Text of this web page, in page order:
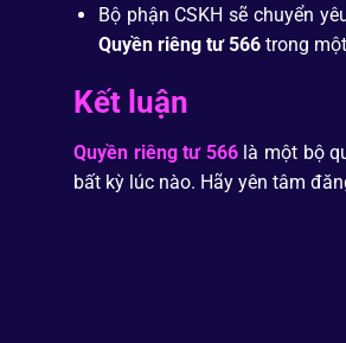
Bộ phận CSKH sẽ chuyển
Quyền riêng tư 566trong một
Kết luận
Quyền riêng tư 566là một bộ
bất kỳ lúc nào. Hãy yên tâm